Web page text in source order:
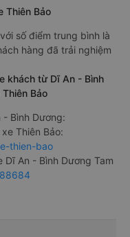
Thiên Bảo
số điểm trung bình là
hàng đã trải nghiệm
khách từ Dĩ An - Bình
Bảo
- Bình Dương:
Thiên Bảo:
thien-bao
Dĩ An - Bình Dương Tam